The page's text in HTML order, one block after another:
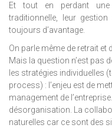
Et tout en perdant
traditionnelle, leur
toujours d’avantage.
On parle même de retrait
Mais la question n’est pas
les stratégies individuelles
process) : l’enjeu est de
management de
désorganisation. La
naturelles car ce sont des